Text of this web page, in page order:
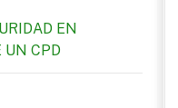
EN
UN CPD